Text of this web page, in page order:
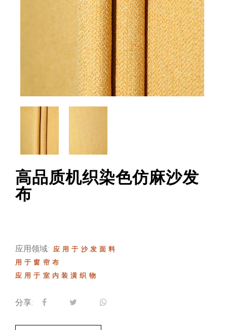
高品质机织染色仿麻沙发
布
应用领域:
应用于沙发面料
用于窗帘布
应用于室内装潢织物
分享: